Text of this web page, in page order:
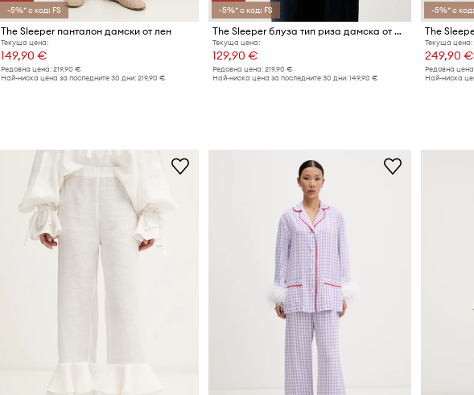
-5%* с код: FS
The Sleeper панталон дамски от лен
Текуща цена:
149,90 €
Редовна цена: 219,90 €
Най-ниска цена за последните 30 дни: 219,90 €
-5%* с код: FS
The Sleeper блуза тип риза дамска от лен
Текуща цена:
129,90 €
Редовна цена: 219,90 €
Най-ниска цена за последните 30 дни: 149,90 €
-5%* с
Текуща цена:
249,90 €
Редовна
Най-ниска